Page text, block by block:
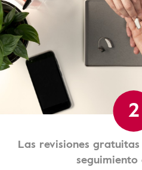
2
Las revisiones
seguimiento